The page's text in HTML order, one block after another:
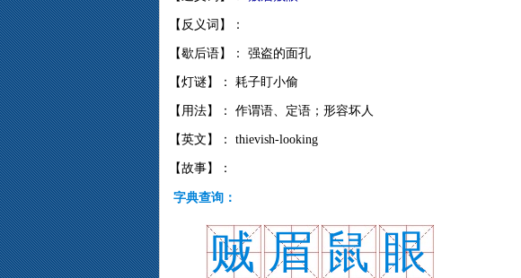
【反义词】：
【歇后语】： 强盗的面孔
【灯谜】： 耗子盯小偷
【用法】： 作谓语、定语；形容坏人
【英文】： thievish-looking
【故事】：
字典查询：
贼 眉 鼠 眼